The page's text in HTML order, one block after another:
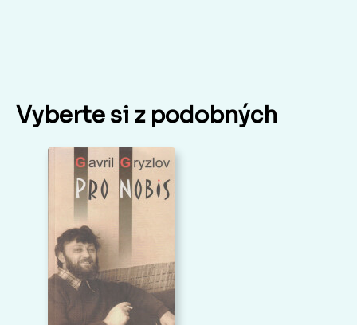
Vyberte si z podobných